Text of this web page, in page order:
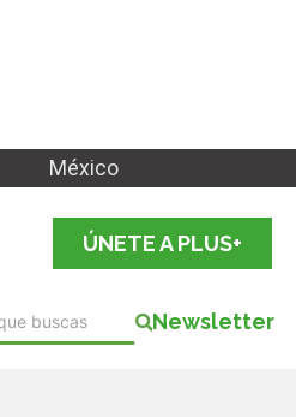
México
ÚNETE A PLUS+
Newsletter